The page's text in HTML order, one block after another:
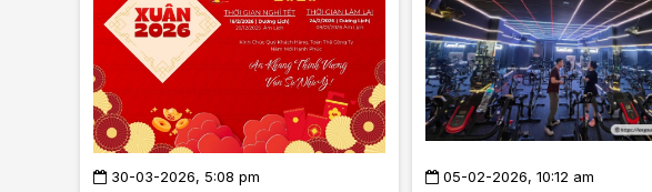
30-03-2026, 5:08 pm 05-02-2026, 10:12 am